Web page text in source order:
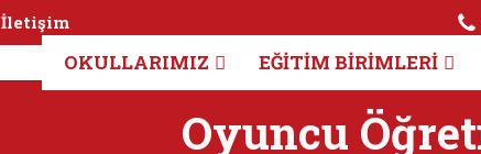
İletişim
OKULLARIMIZ EĞITIM BIRIMLERI
Oyuncu